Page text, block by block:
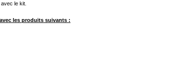
le kit.
les produits suivants :